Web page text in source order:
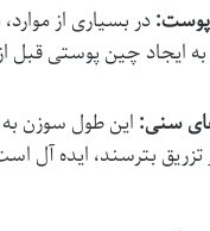
پوست:در بسیاری از
نیاز به ایجاد چین پوستی
سنی: این طول سوزن
بترسند، ایده آل